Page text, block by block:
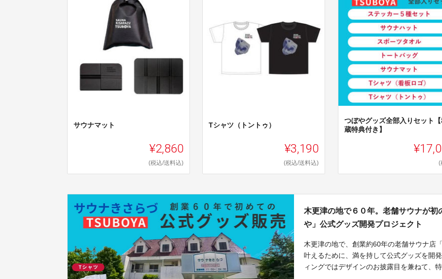
サウナマット
¥2,860
(税込/送料込)
Tシャツ（トントゥ）
¥3,190
(税込/送料込)
つぼやグッズ全部入りセット
蔵特典付き】
(
木更津の地で６０年。老舗サウナが
や」公式グッズ開発プロジェクト
木更津の地で、創業約60年の老舗サウナ店
叶えるために、満を持して公式グッズを開
ィングではデザインのお披露目を兼ねて、